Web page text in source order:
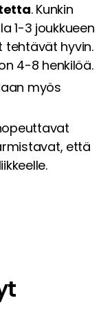
. Kunkin
1-3 joukkueen
tehtävät hyvin.
4-8 henkilöä.
myös
että